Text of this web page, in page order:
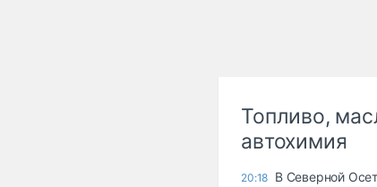
Топливо,
автохимия
20:18 В Северной